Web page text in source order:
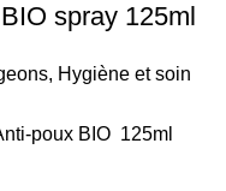
spray 125ml
, Hygiène et soin
poux BIO 125ml